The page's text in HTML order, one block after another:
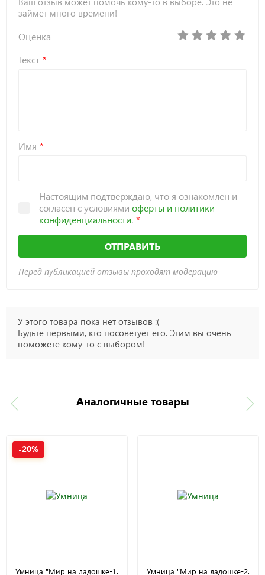
займет много времени!
Оценка
Текст
Имя
Настоящим подтверждаю, что я ознакомлен и
согласен с условиями оферты и политики
конфиденциальности.
ОТПРАВИТЬ
Перед публикацией отзывы проходят модерацию
У этого товара пока нет отзывов :(
Будьте первыми, кто посоветует его. Этим вы очень
поможете кому-то с выбором!
Аналогичные товары
-20%
Умница "Мир на ладошке-1.
Умница "Мир на ладошке-2.